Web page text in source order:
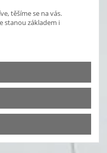
těšíme se na vás.
stanou základem i